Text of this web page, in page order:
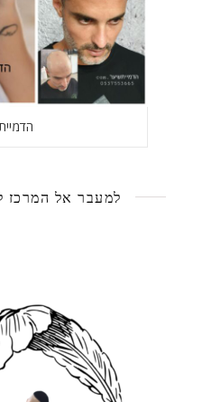
למעבר אל המרכז